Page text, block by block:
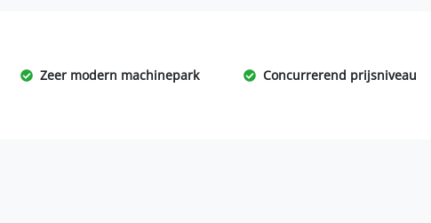
Zeer modern machinepark Concurrerend prijsniveau